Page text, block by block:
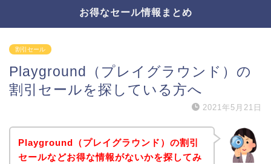
お得なセール情報まとめ
割引セール
Playground（プレイグラウンド）の
割引セールを探している方へ
2021年5月21日
Playground（プレイグラウンド）の割引
セールなどお得な情報がないかを探してみ